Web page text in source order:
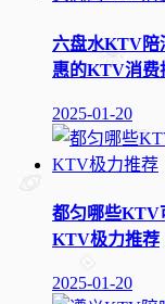
六盘水KTV陪
惠的KTV消费
2025-01-20
都匀哪些KTV
KTV极力推荐
2025-01-20